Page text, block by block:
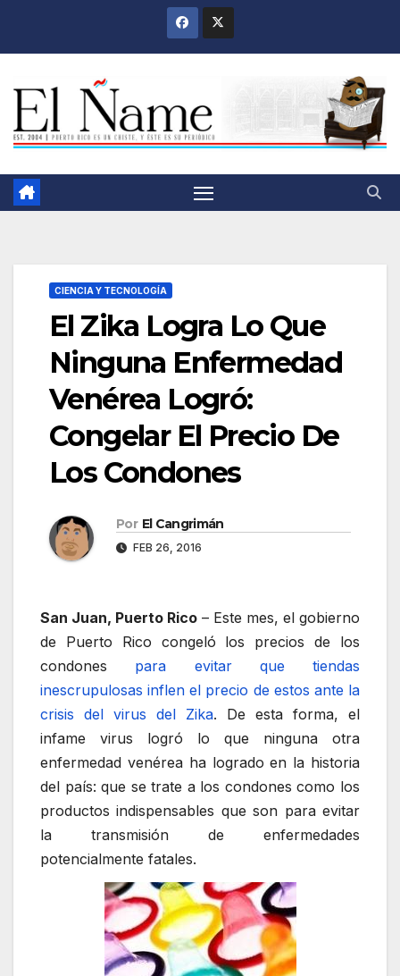
CIENCIA Y TECNOLOGÍA
El Zika Logra Lo Que
Ninguna Enfermedad
Venérea Logró:
Congelar El Precio De
Los Condones
Por El Cangrimán
FEB 26, 2016
San Juan, Puerto Rico – Este mes, el gobierno
de Puerto Rico congeló los precios de los
condones para evitar que tiendas
inescrupulosas inflen el precio de estos ante la
crisis del virus del Zika. De esta forma, el
infame virus logró lo que ninguna otra
enfermedad venérea ha logrado en la historia
del país: que se trate a los condones como los
productos indispensables que son para evitar
la transmisión de enfermedades
potencialmente fatales.